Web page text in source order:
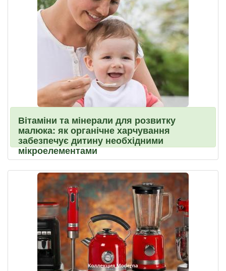
Вітаміни та мінерали для розвитку
малюка: як органічне харчування
забезпечує дитину необхідними
мікроелементами